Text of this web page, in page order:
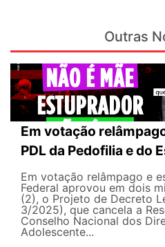
Outras
Em votação
PDL da Pedofilia e do
Em votação relâmpago e
Federal aprovou em dois
(2), o Projeto de Decreto
3/2025), que cancela a
Conselho Nacional dos
Adolescente...